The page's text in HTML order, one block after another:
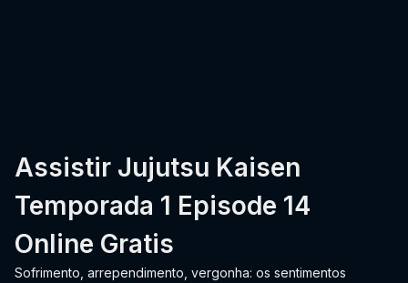
Assistir Jujutsu Kaisen
Temporada 1 Episode 14
Online Gratis
Sofrimento, arrependimento, vergonha: os sentimentos